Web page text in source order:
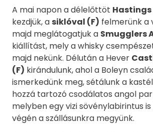
A mai napon a délelőttöt Hastings
kezdjük, a siklóval (F) felmerünk a
majd meglátogatjuk a Smugglers
kiállítást, mely a whisky
majd nekünk. Délután a Hever
(F) kirándulunk, ahol a Boleyn
ismerkedünk meg, sétálunk a
hozzá tartozó csodálatos angol
melyben egy vizi sövénylabirintus
végén a szállásunkra megyünk.